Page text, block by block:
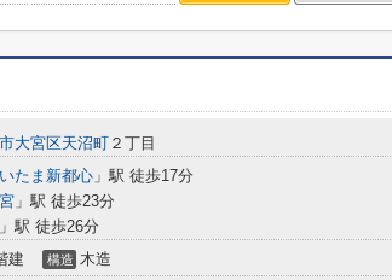
大宮区天沼町 ２丁目
たま新都心 」駅 徒歩17分
」駅 徒歩23分
」駅 徒歩26分
建 構造 木造